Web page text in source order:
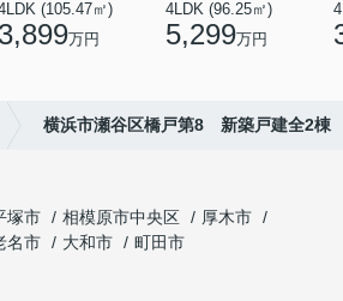
(105.47㎡)
3,899万円
4LDK (96.25㎡)
5,299万円
横浜市瀬谷区橋戸第8 新築戸建全2棟
塚市 相模原市中央区
厚木市
名市 大和市
町田市